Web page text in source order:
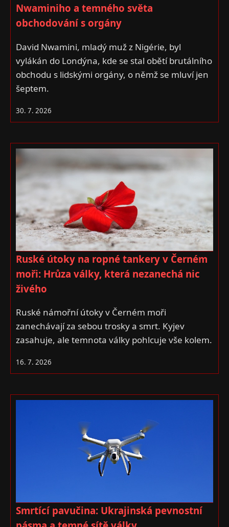
Nwaminiho a temného světa
obchodování s orgány
David Nwamini, mladý muž z Nigérie, byl
vylákán do Londýna, kde se stal obětí brutálního
obchodu s lidskými orgány, o němž se mluví jen
šeptem.
30. 7. 2026
Ruské útoky na ropné tankery v Černém
moři: Hrůza války, která nezanechá nic
živého
Ruské námořní útoky v Černém moři
zanechávají za sebou trosky a smrt. Kyjev
zasahuje, ale temnota války pohlcuje vše kolem.
16. 7. 2026
Smrtící pavučina: Ukrajinská pevnostní